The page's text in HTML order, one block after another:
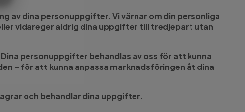
av dina personuppgifter. Vi värnar om din personliga
vidareger aldrig dina uppgifter till tredjepart utan
personuppgifter behandlas av oss för att kunna
– för att kunna anpassa marknadsföringen åt dina
lagrar och behandlar dina uppgifter.